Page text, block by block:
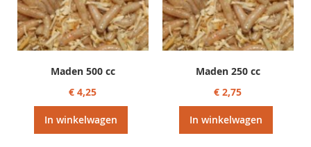
Maden 500 cc
€ 4,25
In winkelwagen
Maden 250 cc
€ 2,75
In winkelwagen